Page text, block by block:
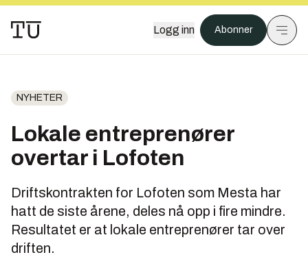
Logg inn Abonner
NYHETER
Lokale entreprenører
overtar i Lofoten
Driftskontrakten for Lofoten som Mesta har
hatt de siste årene, deles nå opp i fire mindre.
Resultatet er at lokale entreprenører tar over
driften.